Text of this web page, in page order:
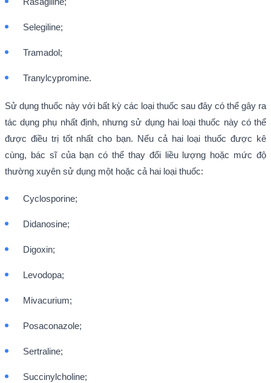
Selegiline;
Tramadol;
Tranylcypromine.
Sử dụng thuốc này với bất kỳ các loại thuốc sau đây có thể gây ra
tác dụng phụ nhất định, nhưng sử dụng hai loại thuốc này có thể
được điều trị tốt nhất cho bạn. Nếu cả hai loại thuốc được kê
cùng, bác sĩ của bạn có thể thay đổi liều lượng hoặc mức độ
thường xuyên sử dụng một hoặc cả hai loại thuốc:
Cyclosporine;
Didanosine;
Digoxin;
Levodopa;
Mivacurium;
Posaconazole;
Sertraline;
Succinylcholine;